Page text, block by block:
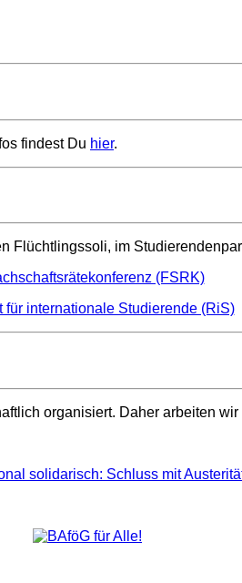
findest Du hier.
Flüchtlingssoli, im
organisiert. Daher arbeiten